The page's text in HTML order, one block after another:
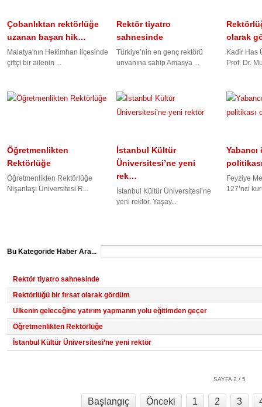
Çobanlıktan rektörlüğe
uzanan başarı hik…
Malatya'nın Hekimhan ilçesinde
çiftçi bir ailenin ...
Rektör tiyatro
sahnesinde
Türkiye’nin en genç rektörü
unvanına sahip Amasya ...
olarak
Kadir Has
Prof. Dr.
Öğretmenlikten
Rektörlüğe
Öğretmenlikten Rektörlüğe
Nişantaşı Üniversitesi R...
İstanbul Kültür
Üniversitesi’ne yeni
rek…
İstanbul Kültür Üniversitesi’ne
yeni rektör, Yaşay...
Feyziye
127’nci
Bu Kategoride Haber Ara...
Rektör tiyatro sahnesinde
Rektörlüğü bir fırsat olarak gördüm
Ülkenin geleceğine yatırım yapmanın yolu eğitimden geçer
Öğretmenlikten Rektörlüğe
İstanbul Kültür Üniversitesi’ne yeni rektör
SAYFA 2 / 5
Başlangıç Önceki 1 2 3